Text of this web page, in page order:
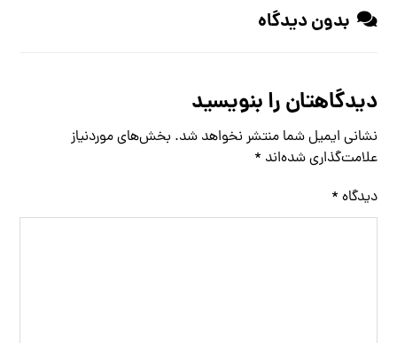
بدون دیدگاه
دیدگاهتان را بنویسید
نشانی ایمیل شما منتشر نخواهد شد. بخش‌های موردنیاز
علامت‌گذاری شده‌اند *
دیدگاه *